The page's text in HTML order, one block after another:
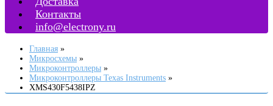
Контакты
info@electrony.ru
Главная
Микросхемы
Микроконтроллеры
Микроконтроллеры Texas Instruments
XMS430F5438IPZ